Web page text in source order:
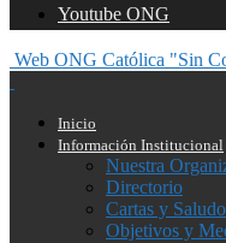
Youtube ONG
Web ONG Católica "Sin
Inicio
Información Institucional
Nuestra
Directorio
Cartas y
Objetivos y